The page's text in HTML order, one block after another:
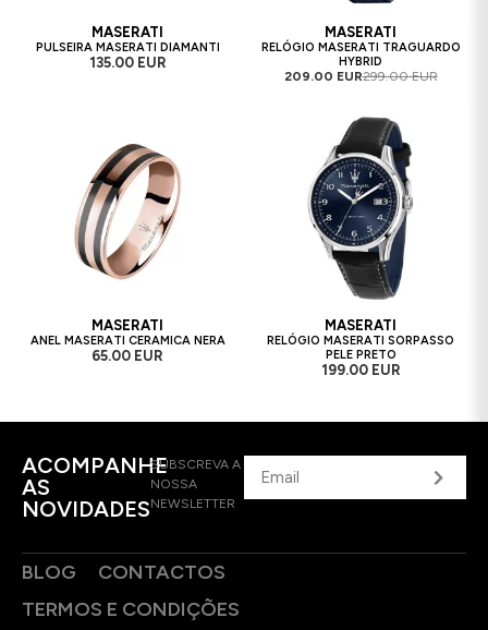
MASERATI
PULSEIRA MASERATI DIAMANTI
135.00 EUR
MASERATI
RELÓGIO MASERATI TRAGUARDO
HYBRID
209.00 EUR299.00 EUR
MASERATI
ANEL MASERATI CERAMICA NERA
65.00 EUR
MASERATI
RELÓGIO MASERATI SORPASSO
PELE PRETO
199.00 EUR
ACOMPANHE
AS
NOVIDADES
SUBSCREVA A
NOSSA
NEWSLETTER
BLOG
CONTACTOS
TERMOS E CONDIÇÕES